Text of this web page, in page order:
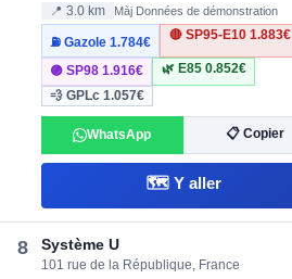
📍 3.0 km Màj Données de démonstration
⛽ Gazole1.784€
🔴 SP95-E10 1.883€
🟣 SP981.916€ 🌿 E85 0.852€
💨 GPLc1.057€
WhatsApp 📋 Copier
🗺️ Y aller
8 Système U
101 rue de la République, France